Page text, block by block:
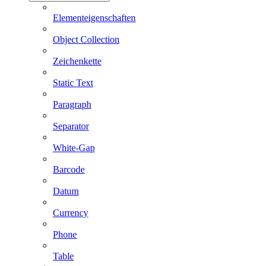
Elementeigenschaften
Object Collection
Zeichenkette
Static Text
Paragraph
Separator
White-Gap
Barcode
Datum
Currency
Phone
Table